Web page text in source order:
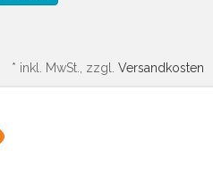
* inkl. MwSt., zzgl. Versandkosten